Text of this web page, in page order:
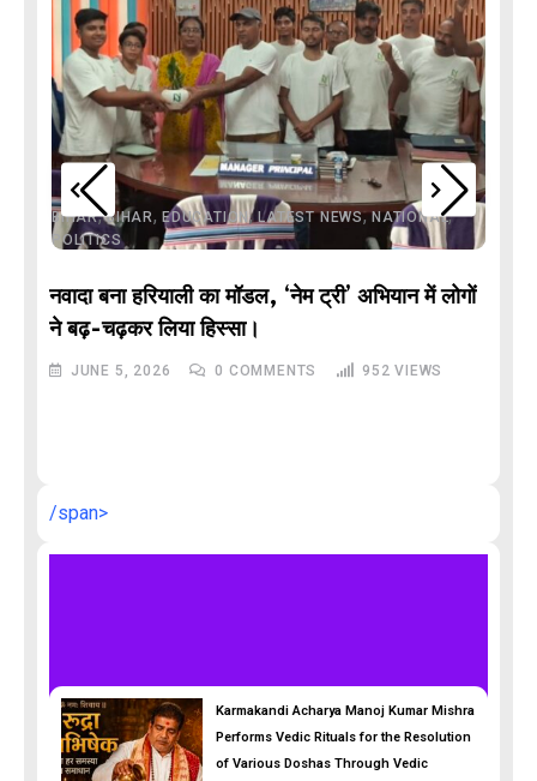
BIHAR,BIHAR, EDUCATION,LATEST NEWS,NATIONAL,
POLITICS
नवादा बना हरियाली का मॉडल, ‘नेम ट्री’ अभियान में लोगों
ने बढ़-चढ़कर लिया हिस्सा।
JUNE 5, 2026 0 COMMENTS 952 VIEWS
/span>
Karmakandi Acharya Manoj Kumar Mishra
Performs Vedic Rituals for the Resolution
of Various Doshas Through Vedic